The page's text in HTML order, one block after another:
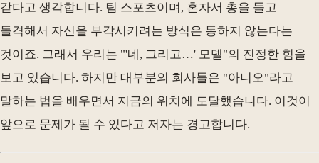
같다고 생각합니다. 팀 스포츠이며, 혼자서 총을 들고
돌격해서 자신을 부각시키려는 방식은 통하지 않는다는
것이죠. 그래서 우리는 "'네, 그리고…' 모델"의 진정한 힘을
보고 있습니다. 하지만 대부분의 회사들은 "아니오"라고
말하는 법을 배우면서 지금의 위치에 도달했습니다. 이것이
앞으로 문제가 될 수 있다고 저자는 경고합니다.